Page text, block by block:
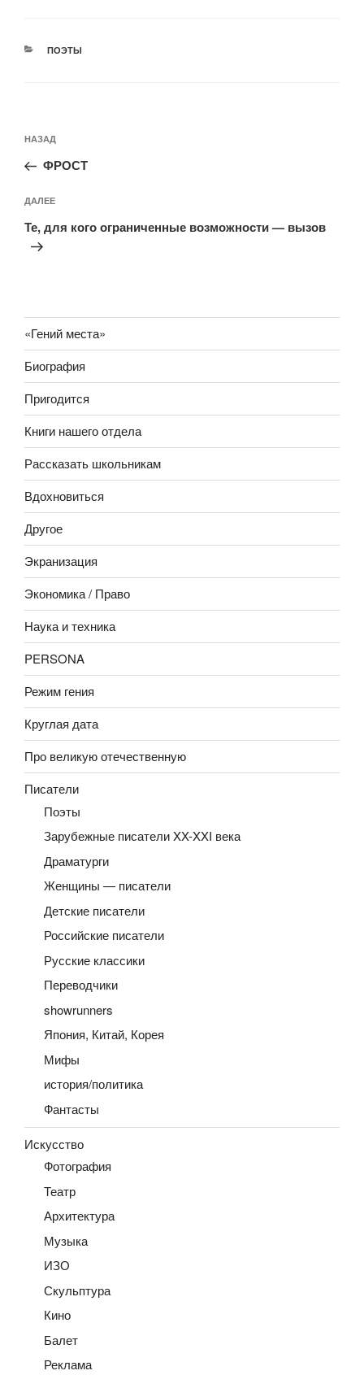
РУБРИКИ
ПОЭТЫ
по
записям
Предыдущая
запись:
НАЗАД
ФРОСТ
Следующая
запись
ДАЛЕЕ
Те, для кого ограниченные возможности — вызов
«Гений места»
Биография
Пригодится
Книги нашего отдела
Рассказать школьникам
Вдохновиться
Другое
Экранизация
Экономика / Право
Наука и техника
PERSONA
Режим гения
Круглая дата
Про великую отечественную
Писатели
Поэты
Зарубежные писатели XX-XXI века
Драматурги
Женщины — писатели
Детские писатели
Российские писатели
Русские классики
Переводчики
showrunners
Япония, Китай, Корея
Мифы
история/политика
Фантасты
Искусство
Фотография
Театр
Архитектура
Музыка
ИЗО
Скульптура
Кино
Балет
Реклама